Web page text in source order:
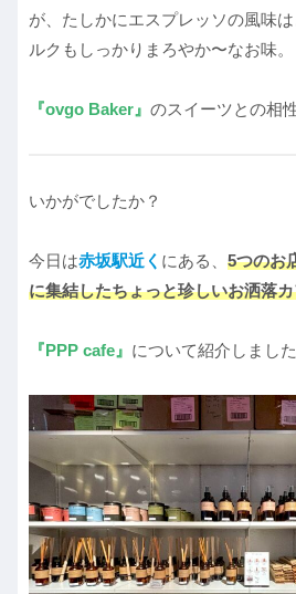
が、たしかにエスプレッソの風味
ルクもしっかりまろやか〜なお味。
『ovgo Baker』 のスイーツとの相
いかがでしたか？
今日は赤坂駅近く にある、 5つのお
に集結したちょっと珍しいお洒落
『PPP cafe』 について紹介しました